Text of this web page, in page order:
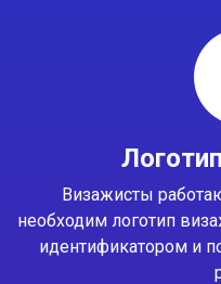
Визажисты
необходим логотип
идентификатором и